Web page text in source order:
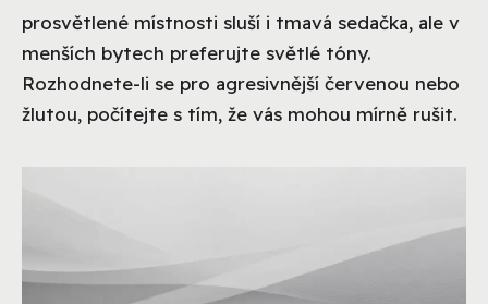
prosvětlené místnosti sluší i tmavá sedačka, ale v
menších bytech preferujte světlé tóny.
Rozhodnete-li se pro agresivnější červenou nebo
žlutou, počítejte s tím, že vás mohou mírně rušit.